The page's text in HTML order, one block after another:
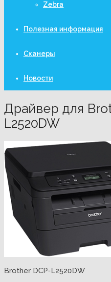
Zebra
Полезная информация
Сканеры
Новости
Драйвер для
L2520DW
Brother DCP-L2520DW